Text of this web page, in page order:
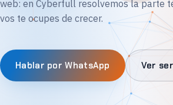
web: en Cyberfull resolvemos la parte
vos te ocupes de crecer.
Hablar por WhatsApp Ver